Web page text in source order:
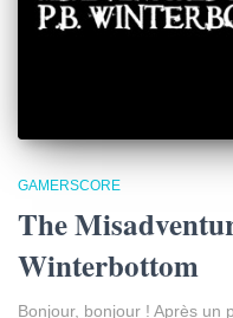
GAMERSCORE
The
Winterbottom
Bonjour, bonjour ! Après un